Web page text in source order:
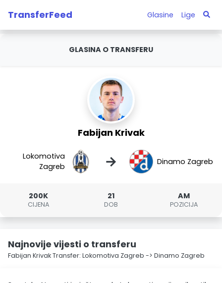
TransferFeed Glasine Lige
GLASINA O TRANSFERU
Fabijan Krivak
Lokomotiva
Zagreb
→ Dinamo Zagreb
200K
CIJENA
21
DOB
AM
POZICIJA
Najnovije vijesti o transferu
Fabijan Krivak Transfer: Lokomotiva Zagreb -> Dinamo Zagreb